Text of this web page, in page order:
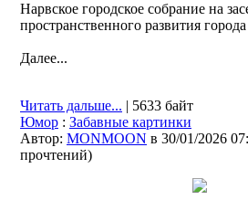
Нарвское городское собрание на
пространственного развития
Далее...
Читать дальше... | 5633 байт
Юмор : Забавные картинки
Автор: MONMOON в 30/01/2026
прочтений)